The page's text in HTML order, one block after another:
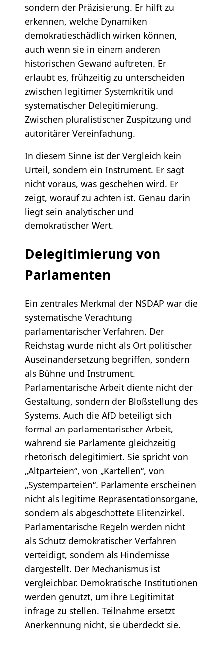
sondern der Präzisierung. Er hilft zu
erkennen, welche Dynamiken
demokratieschädlich wirken können,
auch wenn sie in einem anderen
historischen Gewand auftreten. Er
erlaubt es, frühzeitig zu unterscheiden
zwischen legitimer Systemkritik und
systematischer Delegitimierung.
Zwischen pluralistischer Zuspitzung und
autoritärer Vereinfachung.
In diesem Sinne ist der Vergleich kein
Urteil, sondern ein Instrument. Er sagt
nicht voraus, was geschehen wird. Er
zeigt, worauf zu achten ist. Genau darin
liegt sein analytischer und
demokratischer Wert.
Delegitimierung von
Parlamenten
Ein zentrales Merkmal der NSDAP war die
systematische Verachtung
parlamentarischer Verfahren. Der
Reichstag wurde nicht als Ort politischer
Auseinandersetzung begriffen, sondern
als Bühne und Instrument.
Parlamentarische Arbeit diente nicht der
Gestaltung, sondern der Bloßstellung des
Systems. Auch die AfD beteiligt sich
formal an parlamentarischer Arbeit,
während sie Parlamente gleichzeitig
rhetorisch delegitimiert. Sie spricht von
„Altparteien“, von „Kartellen“, von
„Systemparteien“. Parlamente erscheinen
nicht als legitime Repräsentationsorgane,
sondern als abgeschottete Elitenzirkel.
Parlamentarische Regeln werden nicht
als Schutz demokratischer Verfahren
verteidigt, sondern als Hindernisse
dargestellt. Der Mechanismus ist
vergleichbar. Demokratische Institutionen
werden genutzt, um ihre Legitimität
infrage zu stellen. Teilnahme ersetzt
Anerkennung nicht, sie überdeckt sie.